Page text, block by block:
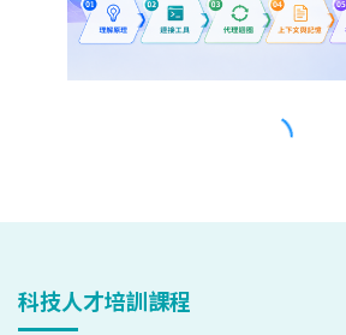
科技人才培訓課程